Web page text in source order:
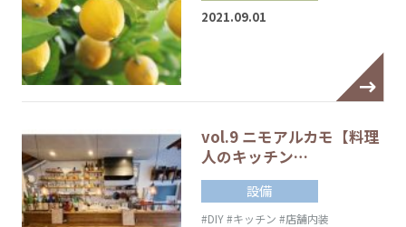
2021.09.01
vol.9 ニモアルカモ【料理
人のキッチン…
設備
#DIY#キッチン #店舗内装